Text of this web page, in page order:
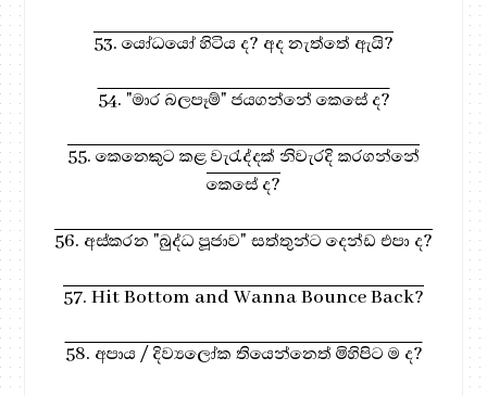
53. යෝධයෝ හිටිය ද? අද නැත්තේ ඇයි?
54. "මාර බලපෑම්" ජයගන්නේ කෙසේ ද?
55. කෙනෙකුට කළ වැරැද්දක් නිවැරදි කරගන්නේ
කෙසේ ද?
56. අස්කරන "බුද්ධ පූජාව" සත්තුන්ට දෙන්ඩ එපා ද?
57. Hit Bottom and Wanna Bounce Back?
58. අපාය / දිව්‍යලෝක තියෙන්නෙත් මිහිපිට ම ද?